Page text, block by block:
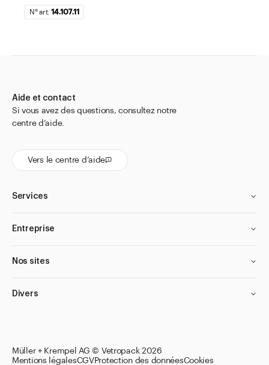
N° art. 14.107.11
Aide et contact
Si vous avez des questions, consultez notre
centre d’aide.
Vers le centre d’aide
Services
Entreprise
Nos sites
Divers
Müller + Krempel AG © Vetropack 2026
Mentions légalesCGVProtection des donnéesCookies